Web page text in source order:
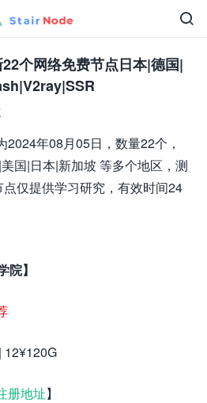

个网络免费节点日本|德国|
年08月05日，数量22个，
国|日本|新加坡 等多个地区，测
仅提供学习研究，有效时间24
】
12¥120G
册地址】